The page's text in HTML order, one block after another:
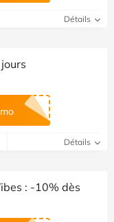
Détails
Détails
: -10% dès